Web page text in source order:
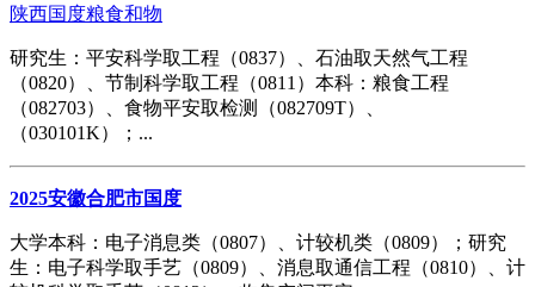
陕西国度粮食和物
研究生：平安科学取工程（0837）、石油取天然气工程
（0820）、节制科学取工程（0811）本科：粮食工程
（082703）、食物平安取检测（082709T）、
（030101K）；...
2025安徽合肥市国度
大学本科：电子消息类（0807）、计较机类（0809）；研究
生：电子科学取手艺（0809）、消息取通信工程（0810）、计